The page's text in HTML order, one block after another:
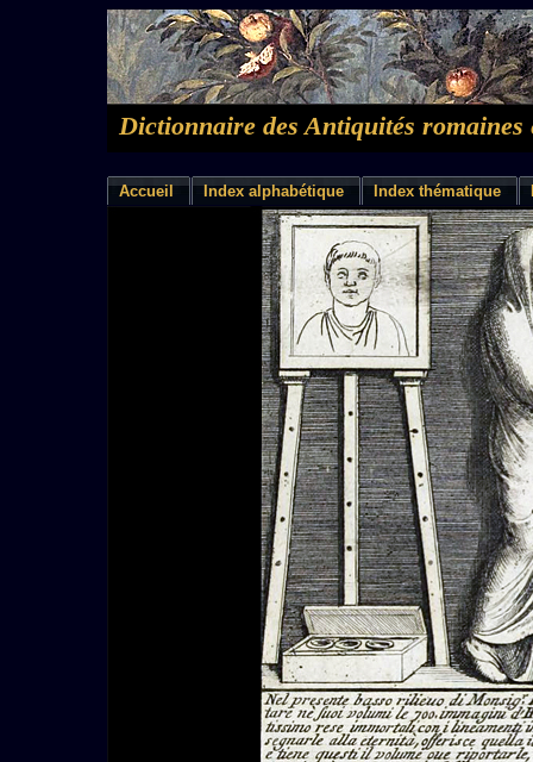
Dictionnaire des Antiquités romaines
Accueil Index alphabétique Index thématique